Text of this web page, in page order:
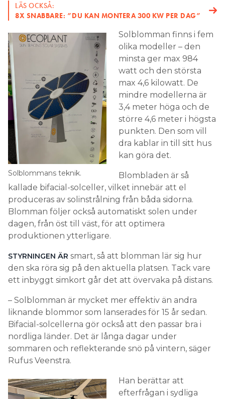
LÄS OCKSÅ:
8X SNABBARE: ”DU KAN MONTERA 300 KW PER DAG”
Solblommans teknik.
Solblomman finns i fem
olika modeller – den
minsta ger max 984
watt och den största
max 4,6 kilowatt. De
mindre modellerna är
3,4 meter höga och de
större 4,6 meter i högsta
punkten. Den som vill
dra kablar in till sitt hus
kan göra det.
Blombladen är så
kallade bifacial-solceller, vilket innebär att el
produceras av solinstrålning från båda sidorna.
Blomman följer också automatiskt solen under
dagen, från öst till väst, för att optimera
produktionen ytterligare.
STYRNINGEN ÄR smart, så att blomman lär sig hur
den ska röra sig på den aktuella platsen. Tack vare
ett inbyggt simkort går det att övervaka på distans.
– Solblomman är mycket mer effektiv än andra
liknande blommor som lanserades för 15 år sedan.
Bifacial-solcellerna gör också att den passar bra i
nordliga länder. Det är långa dagar under
sommaren och reflekterande snö på vintern, säger
Rufus Veenstra.
Han berättar att
efterfrågan i sydliga